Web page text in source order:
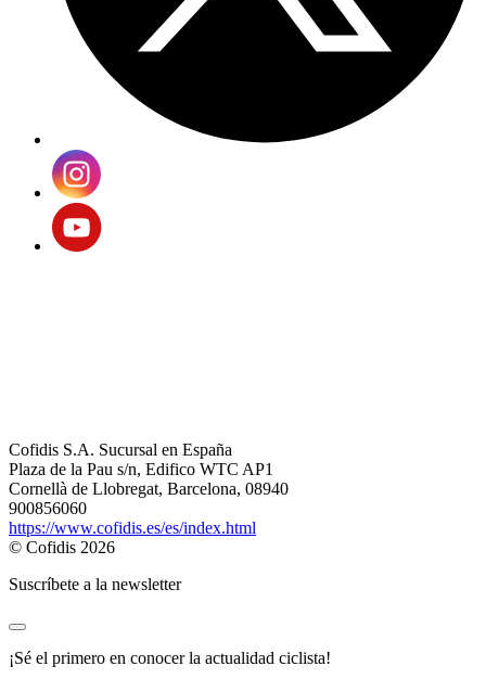
Cofidis S.A. Sucursal en España
Plaza de la Pau s/n, Edifico WTC AP1
Cornellà de Llobregat, Barcelona, 08940
900856060
https://www.cofidis.es/es/index.html
© Cofidis 2026
Suscríbete a la newsletter
¡Sé el primero en conocer la actualidad ciclista!